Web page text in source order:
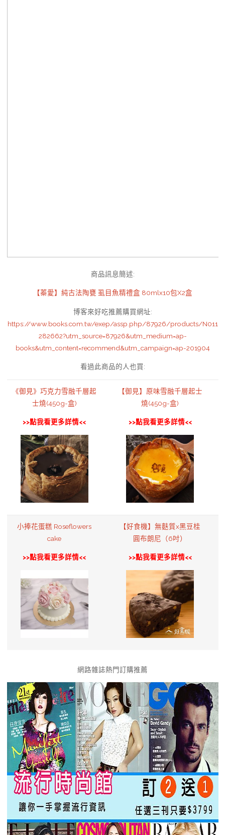
商品訊息簡述:
【蓁愛】純古法陶甕 虱目魚精禮盒 80mlx10包X2盒
博客來好吃推薦購買網址:
https://www.books.com.tw/exep/assp.php/87926/products/N011
282662?utm_source=87926&utm_medium=ap-
books&utm_content=recommend&utm_campaign=ap-201904
看過此商品的人也買:
《御見》巧克力雪融千層起
士燒(450g-盒)
>>點我看更多詳情<<
【御見】原味雪融千層起士
燒(450g-盒)
>>點我看更多詳情<<
小捧花蛋糕 Roseflowers
cake
>>點我看更多詳情<<
【好食機】無麩質x黑豆桂
圓布朗尼（6吋）
>>點我看更多詳情<<
網路雜誌熱門訂購推薦